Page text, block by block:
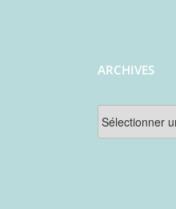
ARCHIVES
Archives